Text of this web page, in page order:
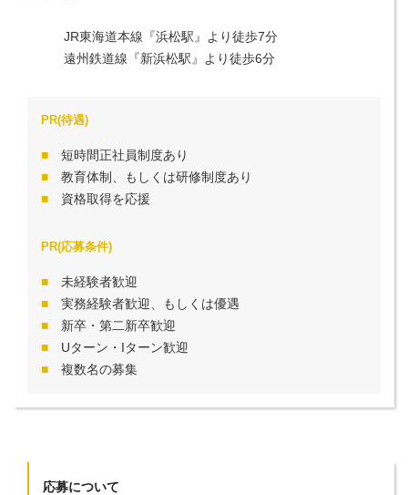
JR東海道本線『浜松駅』より徒歩7分
遠州鉄道線『新浜松駅』より徒歩6分
PR(待遇)
短時間正社員制度あり
教育体制、もしくは研修制度あり
資格取得を応援
PR(応募条件)
未経験者歓迎
実務経験者歓迎、もしくは優遇
新卒・第二新卒歓迎
Uターン・Iターン歓迎
複数名の募集
応募について